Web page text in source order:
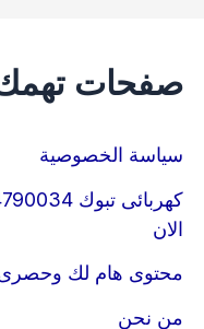
صفحات
سياسة الخصوصية
الان
محتوى هام لك
من نحن